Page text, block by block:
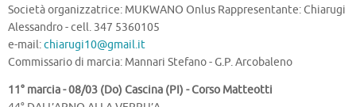
Società organizzatrice: MUKWANO Onlus Rappresentante: Chiarugi
Alessandro - cell. 347 5360105
e-mail:chiarugi10@gmail.it
Commissario di marcia: Mannari Stefano - G.P. Arcobaleno
11° marcia - 08/03 (Do) Cascina (PI) - Corso Matteotti